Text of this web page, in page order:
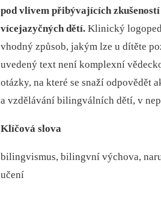
pod vlivem přibývajících
vícejazyčných dětí. Klinický
vhodný způsob, jakým lze u dítěte
uvedený text není komplexní
otázky, na které se snaží odpovědět
a vzdělávání bilingválních dětí, v
Klíčová slova
bilingvismus, bilingvní výchova,
učení